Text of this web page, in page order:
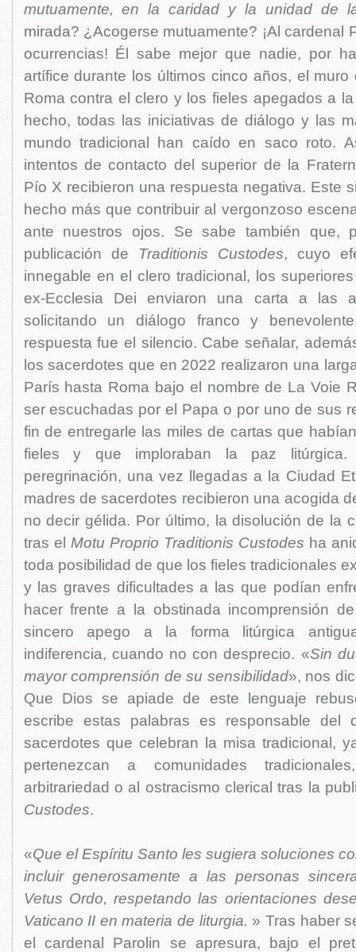
mutuamente, en la caridad y la unidad de
mirada? ¿Acogerse mutuamente? ¡Al cardenal
ocurrencias! Él sabe mejor que nadie, por
artífice durante los últimos cinco años, el
Roma contra el clero y los fieles apegados a
hecho, todas las iniciativas de diálogo y las
mundo tradicional han caído en saco roto.
intentos de contacto del superior de la
Pío X recibieron una respuesta negativa. Este
hecho más que contribuir al vergonzoso
ante nuestros ojos. Se sabe también que,
publicación de
Traditionis Custodes, cuyo
innegable en el clero tradicional, los
ex-Ecclesia Dei enviaron una carta a las
solicitando un diálogo franco y
respuesta fue el silencio. Cabe señalar,
los sacerdotes que en 2022 realizaron una
París hasta Roma bajo el nombre de La Voie
ser escuchadas por el Papa o por uno de sus
fin de entregarle las miles de cartas que
fieles y que imploraban la paz
peregrinación, una vez llegadas a la Ciudad
madres de sacerdotes recibieron una acogida
no decir gélida. Por último, la disolución de la
tras el Motu Proprio Traditionis Custodes ha
toda posibilidad de que los fieles tradicionales
y las graves dificultades a las que podían
hacer frente a la obstinada incomprensión
sincero apego a la forma litúrgica
indiferencia, cuando no con desprecio. «Sin
mayor comprensión de su sensibilidad», nos
Que Dios se apiade de este lenguaje
escribe estas palabras es responsable del
sacerdotes que celebran la misa tradicional,
pertenezcan a comunidades
arbitrariedad o al ostracismo clerical tras la
Custodes.
«Que el Espíritu Santo les sugiera soluciones
incluir generosamente a las personas
Vetus Ordo, respetando las orientaciones
Vaticano II en materia de liturgia. » Tras haber
el cardenal Parolin se apresura, bajo el